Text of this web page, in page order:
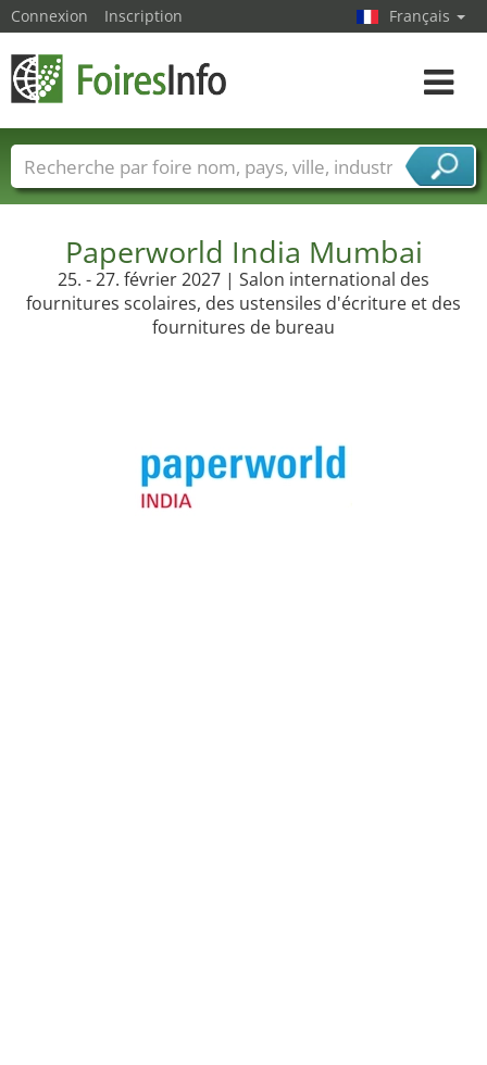
Paperworld India Mumbai
25. - 27. février 2027 | Salon international des
fournitures scolaires, des ustensiles d'écriture et des
fournitures de bureau
Connexion Inscription Français
Toggle
Foire noms Pays Villes
Secteurs de foire